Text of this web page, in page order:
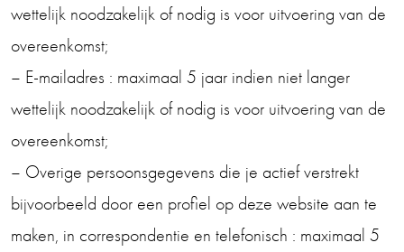
wettelijk noodzakelijk of nodig is voor uitvoering van de
overeenkomst;
– E-mailadres : maximaal 5 jaar indien niet langer
wettelijk noodzakelijk of nodig is voor uitvoering van de
overeenkomst;
– Overige persoonsgegevens die je actief verstrekt
bijvoorbeeld door een profiel op deze website aan te
maken, in correspondentie en telefonisch : maximaal 5